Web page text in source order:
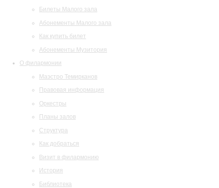
Билеты Малого зала
Абонементы Малого зала
Как купить билет
Абонементы Музитория
О филармонии
Маэстро Темирканов
Правовая информация
Оркестры
Планы залов
Структура
Как добраться
Визит в филармонию
История
Библиотека